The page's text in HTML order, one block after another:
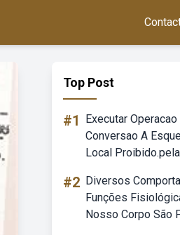
Top Post
#1
Executar Operacao
Conversao A
Local
#2 Diversos
Funções
Nosso Corpo São